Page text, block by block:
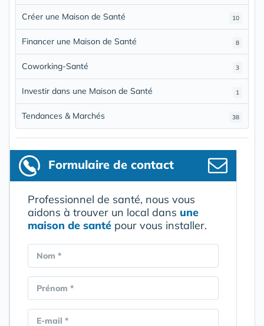
Créer une Maison de Santé 10
Financer une Maison de Santé 8
Coworking-Santé 3
Investir dans une Maison de Santé 1
Tendances & Marchés 38
Formulaire de contact
Professionnel de santé, nous vous
aidons à trouver un local dans une
maison de santé pour vous installer.
Nom *
Prénom *
E-mail *